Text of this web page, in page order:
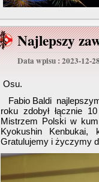
Najlepszy
Data wpisu : 2023-12-
Osu.
Fabio Baldi
roku zdobył łącznie
Mistrzem Polski w
Kyokushin Kenbukai,
Gratulujemy i życzymy